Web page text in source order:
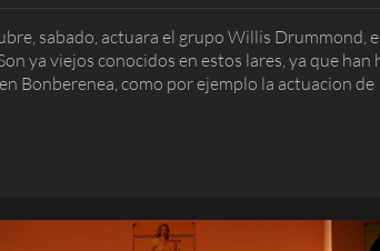
sabado, actuara el grupo Willis Drummond,
ya viejos conocidos en estos lares, ya que han
Bonberenea, como por ejemplo la actuacion de